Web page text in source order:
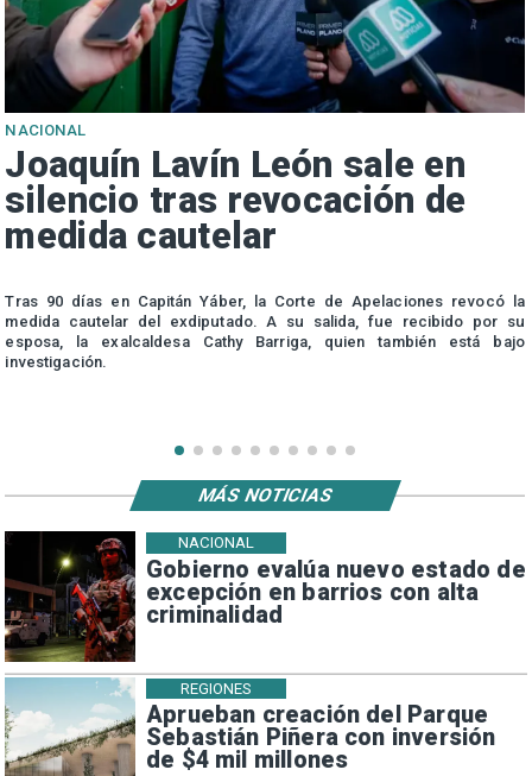
NACIONAL
Joaquín Lavín León sale en
silencio tras revocación de
medida cautelar
Tras 90 días en Capitán Yáber, la Corte de Apelaciones revocó la
medida cautelar del exdiputado. A su salida, fue recibido por su
esposa, la exalcaldesa Cathy Barriga, quien también está bajo
investigación.
Gobierno evalúa nuevo estado de
excepción en barrios con alta
criminalidad
NACIONAL
Aprueban creación del Parque
Sebastián Piñera con inversión
de $4 mil millones
REGIONES
MÁS NOTICIAS